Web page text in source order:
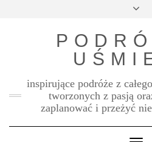
inspirujące podróże z
tworzonych z pasją
zaplanować i przeżyć